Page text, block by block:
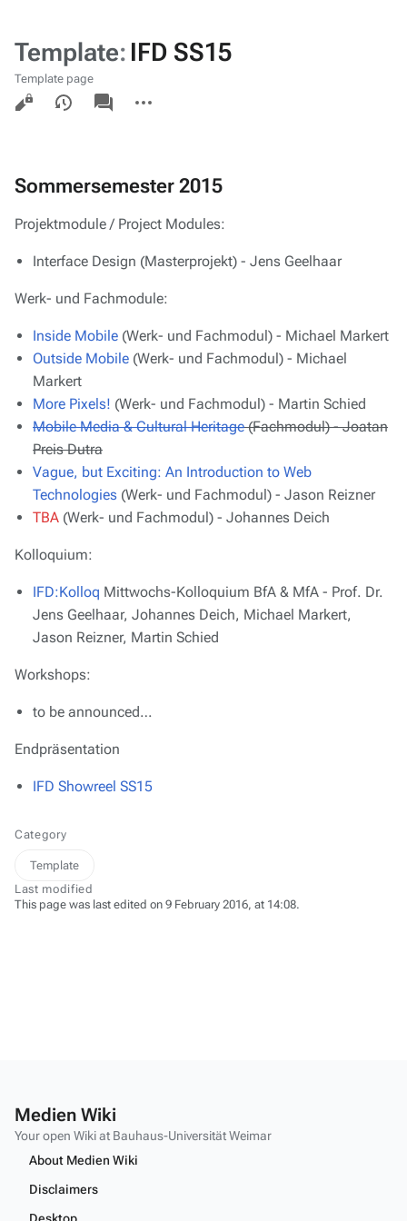
Template: IFD SS15
Template page
Views
associated-
pages
actions
Sommersemester 2015
Projektmodule / Project Modules:
Interface Design (Masterprojekt) - Jens Geelhaar
Werk- und Fachmodule:
Inside Mobile (Werk- und Fachmodul) - Michael Markert
Outside Mobile (Werk- und Fachmodul) - Michael
Markert
More Pixels! (Werk- und Fachmodul) - Martin Schied
Mobile Media & Cultural Heritage (Fachmodul) - Joatan
Preis Dutra
Vague, but Exciting: An Introduction to Web
Technologies (Werk- und Fachmodul) - Jason Reizner
TBA (Werk- und Fachmodul) - Johannes Deich
Kolloquium:
IFD:Kolloq Mittwochs-Kolloquium BfA & MfA - Prof. Dr.
Jens Geelhaar, Johannes Deich, Michael Markert,
Jason Reizner, Martin Schied
Workshops:
to be announced…
Endpräsentation
IFD Showreel SS15
Category
Template
Last modified
This page was last edited on 9 February 2016, at 14:08.
Medien Wiki
Your open Wiki at Bauhaus-Universität Weimar
About Medien Wiki
Disclaimers